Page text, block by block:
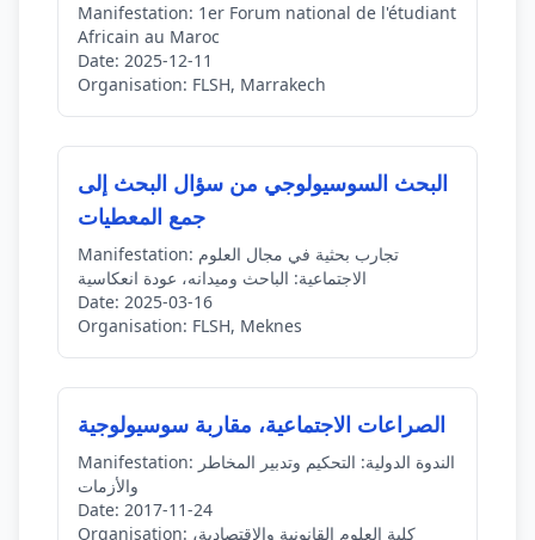
Manifestation: 1er Forum national de l'étudiant
Africain au Maroc
Date: 2025-12-11
Organisation: FLSH, Marrakech
البحث السوسيولوجي من سؤال البحث إلى
جمع المعطيات
Manifestation:
الاجتماعية: الباحث وميدانه، عودة انعكاسية
Date: 2025-03-16
Organisation: FLSH, Meknes
الصراعات الاجتماعية، مقاربة سوسيولوجية
Manifestation:
والأزمات
Date: 2017-11-24
Organisation: